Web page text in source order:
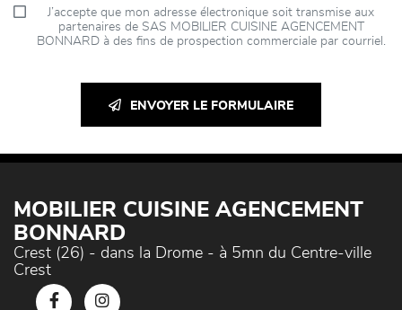
J’accepte que mon adresse électronique soit transmise aux
partenaires de SAS MOBILIER CUISINE AGENCEMENT
BONNARD à des fins de prospection commerciale par courriel.
ENVOYER LE FORMULAIRE
MOBILIER CUISINE AGENCEMENT
BONNARD
Crest (26) - dans la Drome - à 5mn du Centre-ville
Crest